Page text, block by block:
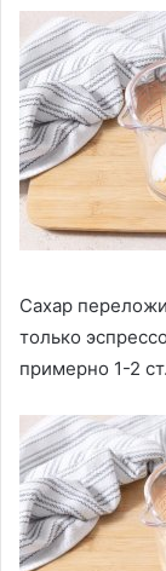
Сахар
только
примерно 1-2